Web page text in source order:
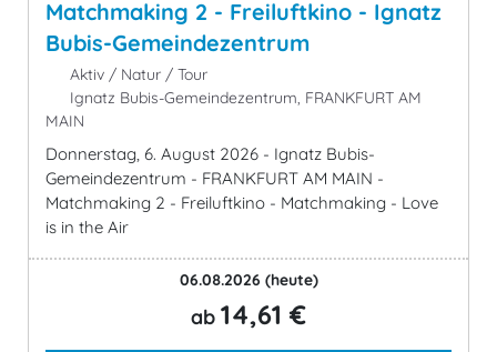
Matchmaking 2 - Freiluftkino - Ignatz
Bubis-Gemeindezentrum
Aktiv / Natur / Tour
Ignatz Bubis-Gemeindezentrum, FRANKFURT AM
MAIN
Donnerstag, 6. August 2026 - Ignatz Bubis-
Gemeindezentrum - FRANKFURT AM MAIN -
Matchmaking 2 - Freiluftkino - Matchmaking - Love
is in the Air
06.08.2026 (heute)
ab 14,61 €